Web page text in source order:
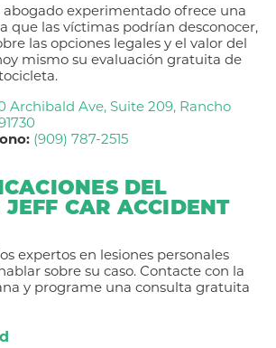
experimentado ofrece una
que las víctimas podrían desconocer,
las opciones legales y el valor del
mismo su evaluación gratuita de
Archibald Ave, Suite 209, Rancho
(909) 787-2515
DEL
CAR ACCIDENT
expertos en lesiones personales
sobre su caso. Contacte con la
y programe una consulta gratuita